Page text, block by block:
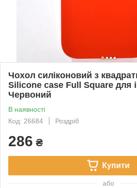
Чохол силіконовий з
Silicone case Full Square для
Червоний
В наявності
Код: 26684
Роздріб
286 ₴
Купити
або